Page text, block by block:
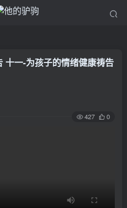
十一-为孩子的情绪健康祷告
427 0